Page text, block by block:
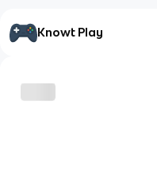
Knowt Play